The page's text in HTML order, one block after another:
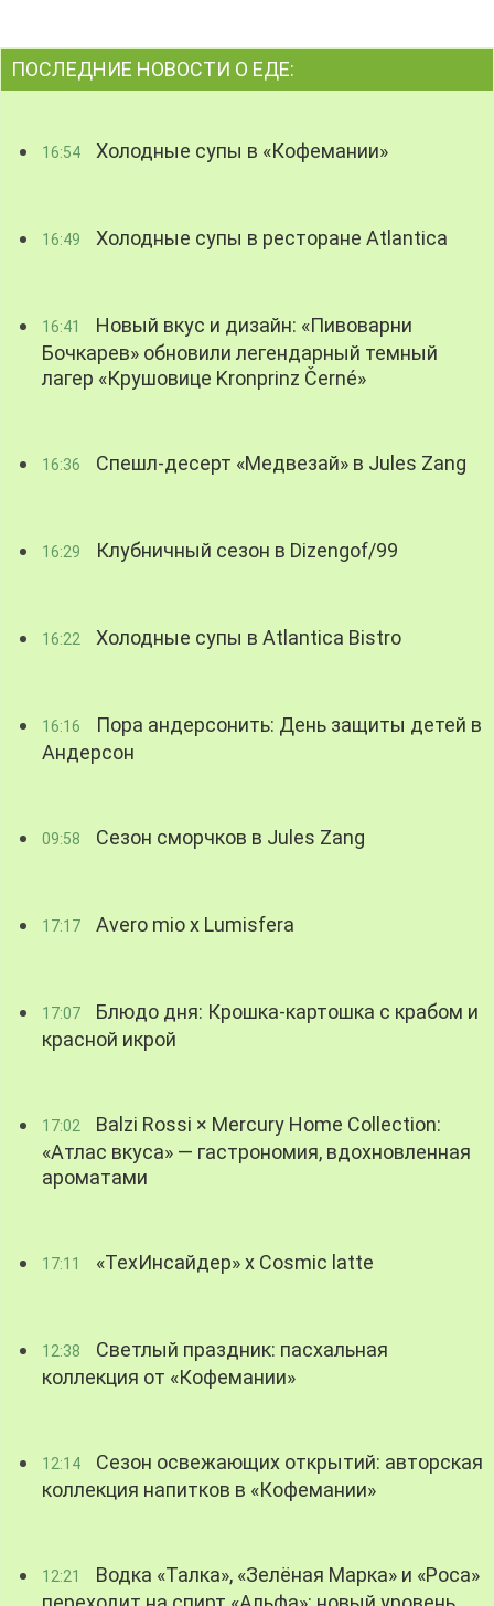
ПОСЛЕДНИЕ НОВОСТИ О ЕДЕ:
16:54 Холодные супы в «Кофемании»
16:49 Холодные супы в ресторане Atlantica
16:41
Новый вкус и дизайн: «Пивоварни
Бочкарев» обновили легендарный темный
лагер «Крушовице Kronprinz Černé»
16:36 Спешл-десерт «Медвезай» в Jules Zang
16:29 Клубничный сезон в Dizengof/99
16:22 Холодные супы в Atlantica Bistro
16:16
Пора андерсонить: День защиты детей в
Андерсон
09:58 Сезон сморчков в Jules Zang
17:17 Avero mio x Lumisfera
17:07
Блюдо дня: Крошка-картошка с крабом и
красной икрой
17:02
Balzi Rossi × Mercury Home Collection:
«Атлас вкуса» — гастрономия, вдохновленная
ароматами
17:11 «ТехИнсайдер» х Cosmic latte
12:38
Светлый праздник: пасхальная
коллекция от «Кофемании»
12:14
Сезон освежающих открытий: авторская
коллекция напитков в «Кофемании»
12:21
Водка «Талка», «Зелёная Марка» и «Роса»